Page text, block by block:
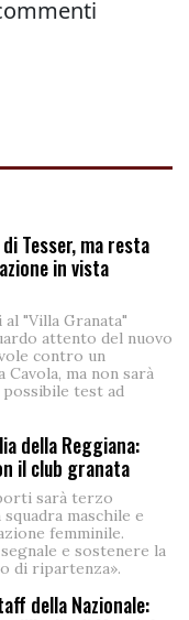
Tesser, ma resta
in vista
"Villa Granata"
attento del nuovo
contro un
ma non sarà
test ad
della Reggiana:
il club granata
sarà terzo
maschile e
femminile.
e sostenere la
di ripartenza».
della Nazionale: